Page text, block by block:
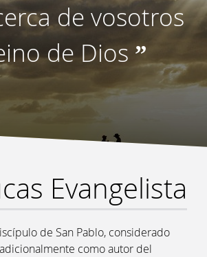
de vosotros
de Dios ”
Evangelista
de San Pablo, considerado
como autor del